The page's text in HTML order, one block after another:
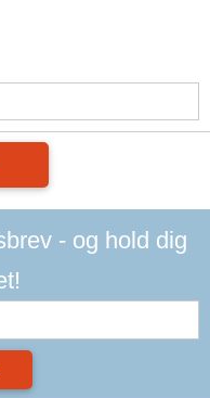
- og hold dig